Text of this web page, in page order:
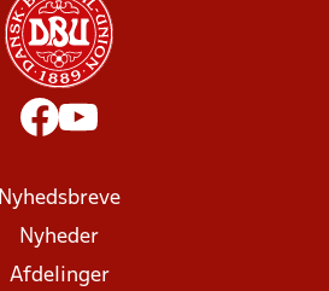
Nyhedsbreve
Nyheder
Afdelinger